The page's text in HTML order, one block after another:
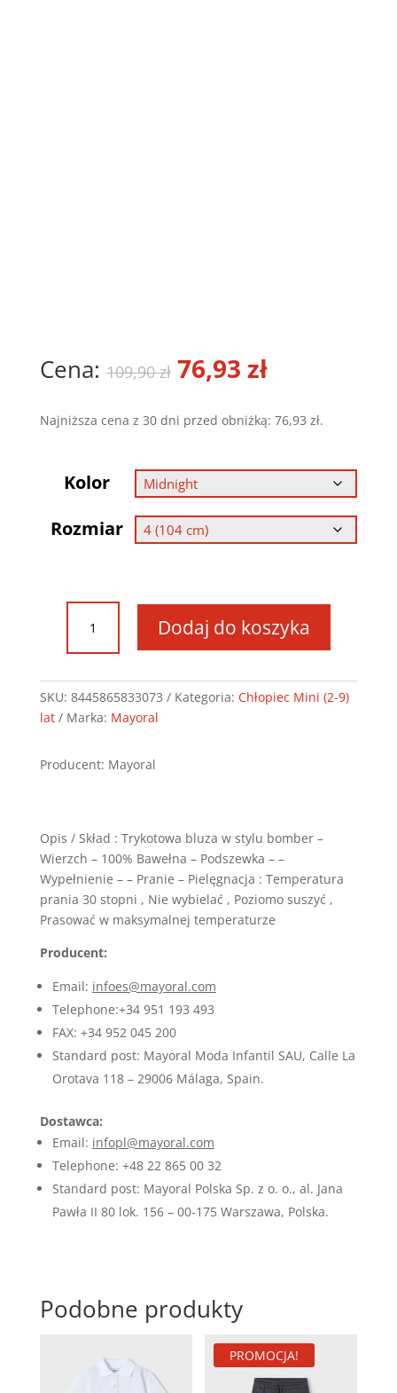
109,90zł Pierwotna
wynosiła:
109,90 zł.
76,93 złAktualna
wynosi:
76,93 zł.
Najniższa cena z 30 dni przed obniżką: 76,93 zł.
Kolor
Rozmiar
ilość
Bluza
dzianina
Dodaj do koszyka
SKU: 8445865833073 Kategoria: Chłopiec Mini (2-9)
lat
Marka: Mayoral
Producent: Mayoral
Opis / Skład : Trykotowa bluza w stylu bomber –
Wierzch – 100% Bawełna – Podszewka – –
Wypełnienie – – Pranie – Pielęgnacja : Temperatura
prania 30 stopni , Nie wybielać , Poziomo suszyć ,
Prasować w maksymalnej temperaturze
Producent:
Email: infoes@mayoral.com
Telephone:+34 951 193 493
FAX: +34 952 045 200
Standard post: Mayoral Moda Infantil SAU, Calle La
Orotava 118 – 29006 Málaga, Spain.
Dostawca:
Email: infopl@mayoral.com
Telephone: +48 22 865 00 32
Standard post: Mayoral Polska Sp. z o. o., al. Jana
Pawła II 80 lok. 156 – 00-175 Warszawa, Polska.
Podobne produkty
PROMOCJA!